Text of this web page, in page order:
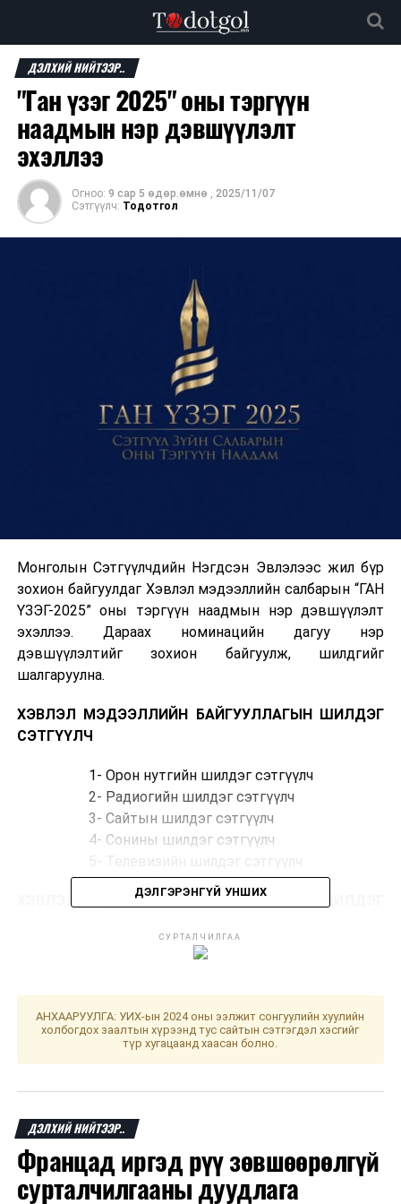
ДЭЛХИЙ НИЙТЭЭР..
"Ган үзэг 2025" оны тэргүүн
наадмын нэр дэвшүүлэлт
эхэллээ
Огноо: 9 сар 5 өдөр.өмнө , 2025/11/07
Сэтгүүлч: Тодотгол
Монголын Сэтгүүлчдийн Нэгдсэн Эвлэлээс жил бүр
зохион байгуулдаг Хэвлэл мэдээллийн салбарын “ГАН
ҮЗЭГ-2025” оны тэргүүн наадмын нэр дэвшүүлэлт
эхэллээ. Дараах номинацийн дагуу нэр
дэвшүүлэлтийг зохион байгуулж, шилдгийг
шалгаруулна.
ХЭВЛЭЛ МЭДЭЭЛЛИЙН БАЙГУУЛЛАГЫН ШИЛДЭГ
СЭТГҮҮЛЧ
1- Орон нутгийн шилдэг сэтгүүлч
2- Радиогийн шилдэг сэтгүүлч
3- Cайтын шилдэг сэтгүүлч
4- Сонины шилдэг сэтгүүлч
ХЭВЛЭЛ МЭДЭЭЛЛИЙН БАЙГУУЛЛАГЫН ШИЛДЭГ
1- Сонины шилдэг редактор
4- Сайтын шилдэг редактор
ХЭВЛЭЛ МЭДЭЭЛЛИЙН САЛБАРЫН ШИЛДЭГ
БҮТЭЭЛ
1- Орон нутгийн хэвлэл мэдээллийн
2- Радиогийн шилдэг бүтээл
3- Гэрэл зургийн шилдэг бүтээл
ДЭЛГЭРЭНГҮЙ УНШИХ
СУРТАЛЧИЛГАА
АНХААРУУЛГА: УИХ-ын 2024 оны ээлжит сонгуулийн хуулийн
холбогдох заалтын хүрээнд тус сайтын сэтгэгдэл хэсгийг
түр хугацаанд хаасан болно.
ДЭЛХИЙ НИЙТЭЭР..
Францад иргэд рүү зөвшөөрөлгүй
сурталчилгааны дуудлага